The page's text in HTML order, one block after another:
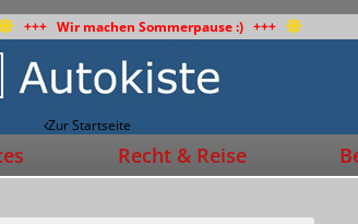
+++ Wir machen Sommerpause :) +++
Zur Startseite
Recht & Reise